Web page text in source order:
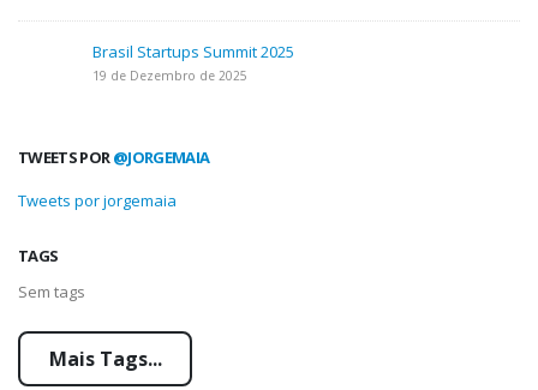
Brasil Startups Summit 2025
19 de Dezembro de 2025
TWEETS POR@JORGEMAIA
Tweets por jorgemaia
TAGS
Sem tags
Mais Tags...